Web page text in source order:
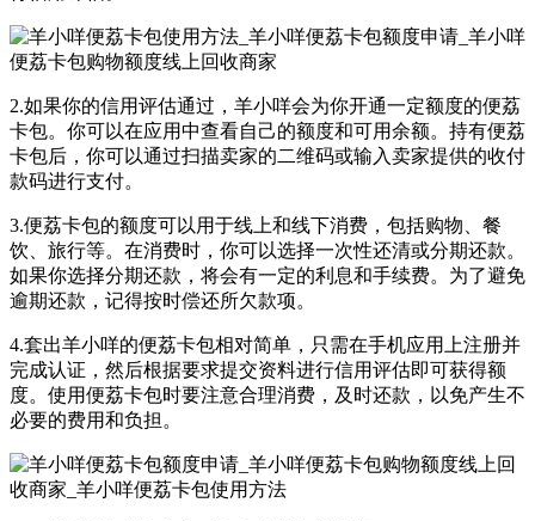
2.如果你的信用评估通过，羊小咩会为你开通一定额度的便荔
卡包。你可以在应用中查看自己的额度和可用余额。持有便荔
卡包后，你可以通过扫描卖家的二维码或输入卖家提供的收付
款码进行支付。
3.便荔卡包的额度可以用于线上和线下消费，包括购物、餐
饮、旅行等。在消费时，你可以选择一次性还清或分期还款。
如果你选择分期还款，将会有一定的利息和手续费。为了避免
逾期还款，记得按时偿还所欠款项。
4.套出羊小咩的便荔卡包相对简单，只需在手机应用上注册并
完成认证，然后根据要求提交资料进行信用评估即可获得额
度。使用便荔卡包时要注意合理消费，及时还款，以免产生不
必要的费用和负担。